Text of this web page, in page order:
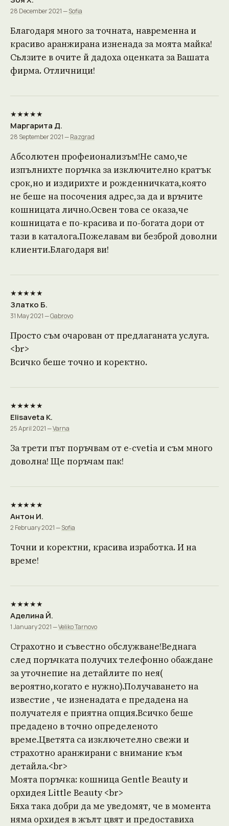
28 December 2021 —Sofia
Благодаря много за точната, навременна и
красиво аранжирана изненада за моята майка!
Сълзите в очите й дадоха оценката за Вашата
фирма. Отличници!
★★★★★
Маргарита Д.
28 September 2021 —Razgrad
Абсолютен профеионализъм!Не само,че
изпълнихте поръчка за изключително кратък
срок,но и издирихте и рожденничката,която
не беше на посочения адрес,за да и връчите
кошницата лично.Освен това се оказа,че
кошницата е по-красива и по-богата дори от
тази в каталога.Пожелавам ви безброй доволни
клиенти.Благодаря ви!
★★★★★
Златко Б.
31 May 2021 —Gabrovo
Просто съм очарован от предлаганата услуга.
<br>
Всичко беше точно и коректно.
★★★★★
Elisaveta K.
25 April 2021 —Varna
За трети път поръчвам от е-cvetia и съм много
доволна! Ще поръчам пак!
★★★★★
Антон И.
2 February 2021 —Sofia
Точни и коректни, красива изработка. И на
време!
★★★★★
Аделина Й.
1 January 2021 —Veliko Tarnovo
Страхотно и съвестно обслужване!Веднага
след поръчката получих телефонно обаждане
за уточнепие на детайлите по нея(
вероятно,когато е нужно).Получаването на
известие , че изненадата е предадена на
получателя е приятна опция.Всичко беше
предадено в точно определеното
време.Цветята са изключетелно свежи и
страхотно аранжирани с внимание към
детайла.<br>
Моята поръчка: кошница Gentle Beauty и
орхидея Little Beauty <br>
Бяха така добри да ме уведомят, че в момента
няма орхидея в жълт цвят и предоставиха